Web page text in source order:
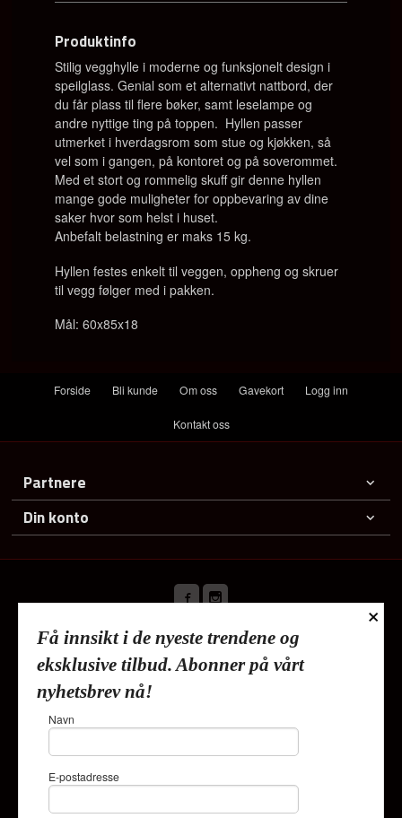
Produktinfo
Stilig vegghylle i moderne og funksjonelt design i
speilglass. Genial som et alternativt nattbord, der
du får plass til flere bøker, samt leselampe og
andre nyttige ting på toppen. Hyllen passer
utmerket i hverdagsrom som stue og kjøkken, så
vel som i gangen, på kontoret og på soverommet.
Med et stort og rommelig skuff gir denne hyllen
mange gode muligheter for oppbevaring av dine
saker hvor som helst i huset.
Anbefalt belastning er maks 15 kg.
Hyllen festes enkelt til veggen, oppheng og skruer
til vegg følger med i pakken.
Mål: 60x85x18
Forside Bli kunde Om oss Gavekort Logg inn
Kontakt oss
Partnere
Din konto
Frakt Kjøpsbetingelser
Sikkerhet og personvern
Nyhetsbrev
Lykkehjem As Deliveien 19 1540 Vestby Tlf.
Foretaksregisteret 820624882
du får en bedre kjøpsopplevelse og
×
Få innsikt i de nyeste trendene og
eksklusive tilbud. Abonner på vårt
nyhetsbrev nå!
Navn
E-postadresse